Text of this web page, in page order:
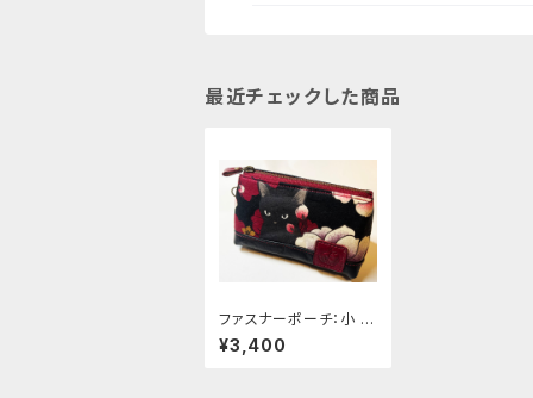
最近チェックした商品
ファスナーポーチ：小 [3
33-pt]
¥3,400